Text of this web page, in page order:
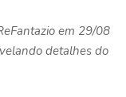
em 29/08
detalhes do